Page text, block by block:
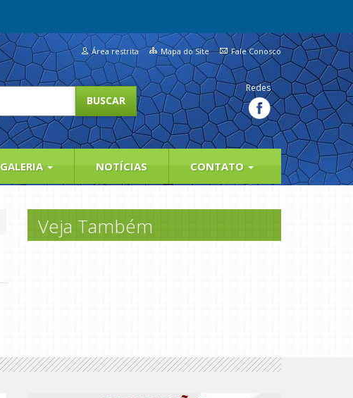
Área restrita Mapa do Site Fale Conosco
Redes
GALERIA NOTÍCIAS CONTATO
Veja Também